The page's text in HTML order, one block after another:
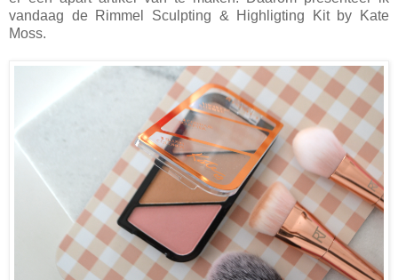
vandaag de Rimmel Sculpting & Highligting Kit by Kate
Moss.